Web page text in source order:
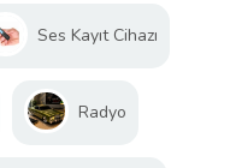
Ses Kayıt Cihazı
Radyo